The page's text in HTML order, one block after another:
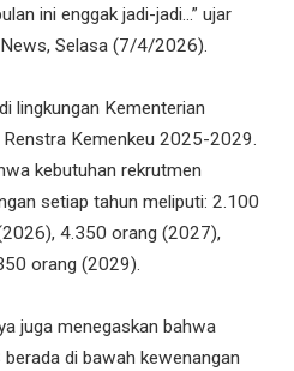
ini enggak jadi-jadi...” ujar
Selasa (7/4/2026).
lingkungan Kementerian
Kemenkeu 2025-2029.
kebutuhan rekrutmen
setiap tahun meliputi: 2.100
4.350 orang (2027),
orang (2029).
juga menegaskan bahwa
di bawah kewenangan